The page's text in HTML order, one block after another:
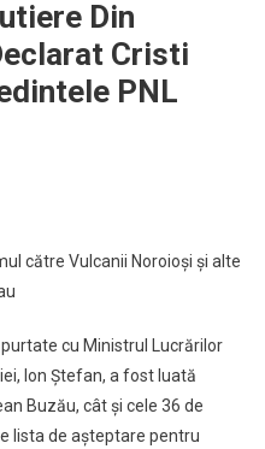
Din
Cristi
PNL
către Vulcanii Noroioși și alte
cu Ministrul Lucrărilor
Ion Ștefan, a fost luată
Buzău, cât și cele 36 de
lista de așteptare pentru